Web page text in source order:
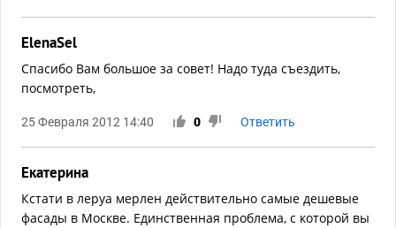
ElenaSel
Спасибо Вам большое за совет! Надо туда съездить,
посмотреть,
25 Февраля 2012 14:40 0 Ответить
Екатерина
Кстати в леруа мерлен действительно самые дешевые
фасады в Москве. Единственная проблема, с которой вы